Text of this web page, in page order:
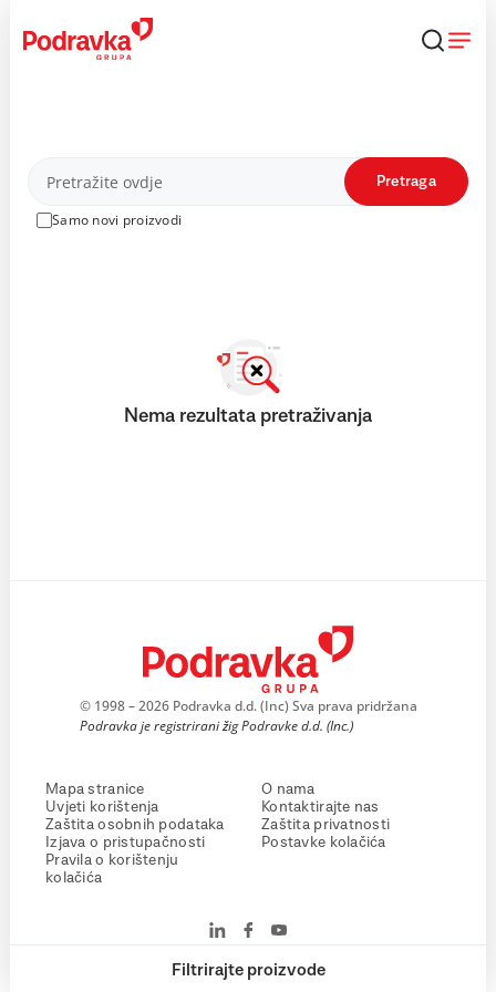
content
Proizvodi
Samo novi proizvodi
Pretraga
Filtrirajte proizvode
Nema rezultata pretraživanja
© 1998 – 2026 Podravka d.d. (Inc) Sva prava pridržana
Podravka je registrirani žig Podravke d.d. (Inc.)
Mapa stranice
Uvjeti korištenja
Zaštita osobnih podataka
Izjava o pristupačnosti
Pravila o korištenju
kolačića
O nama
Kontaktirajte nas
Zaštita privatnosti
Postavke kolačića